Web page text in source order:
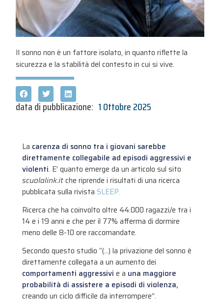
Il sonno non è un fattore isolato, in quanto riflette la
sicurezza e la stabilità del contesto in cui si vive.
data di pubblicazione: 1 Ottobre 2025
La carenza di sonno tra i giovani sarebbe
direttamente collegabile ad episodi aggressivi e
violenti. E’ quanto emerge da un articolo sul sito
scuolalink.itche riprende i risultati di una ricerca
pubblicata sulla rivista SLEEP.
Ricerca che ha coinvolto oltre 44.000 ragazzi/e tra i
14 e i 19 anni e che per il 77% afferma di dormire
meno delle 8-10 ore raccomandate.
Secondo questo studio “(…) la privazione del sonno é
direttamente collegata a un aumento dei
comportamenti aggressivi e a una maggiore
probabilità di assistere a episodi di violenza,
creando un ciclo difficile da interrompere”.